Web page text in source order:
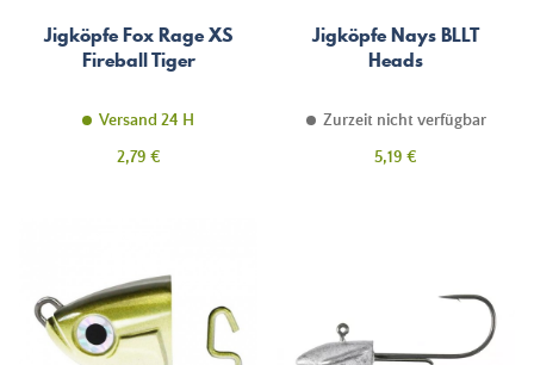
Jigköpfe Fox Rage XS
Fireball Tiger
Versand 24 H
Preis
2,79 €
Jigköpfe Nays BLLT
Heads
Zurzeit nicht verfügbar
Preis
5,19 €